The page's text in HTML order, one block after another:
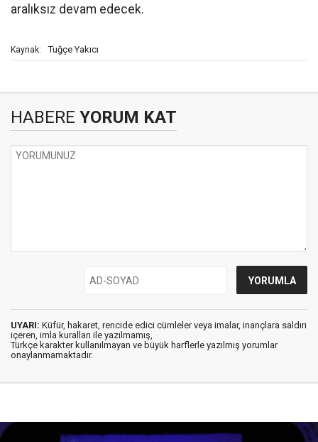
aralıksız devam edecek.
Kaynak: Tuğçe Yakıcı
HABERE YORUM KAT
UYARI: Küfür, hakaret, rencide edici cümleler veya imalar, inançlara saldırı
içeren, imla kuralları ile yazılmamış,
Türkçe karakter kullanılmayan ve büyük harflerle yazılmış yorumlar
onaylanmamaktadır.